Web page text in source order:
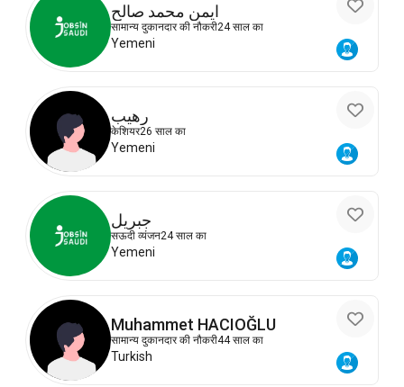
ايمن محمد صالح
सामान्य दुकानदार की नौकरी24 साल का
Yemeni
رهيب
केशियर26 साल का
Yemeni
جبريل
सऊदी व्यंजन24 साल का
Yemeni
Muhammet HACIOĞLU
सामान्य दुकानदार की नौकरी44 साल का
Turkish